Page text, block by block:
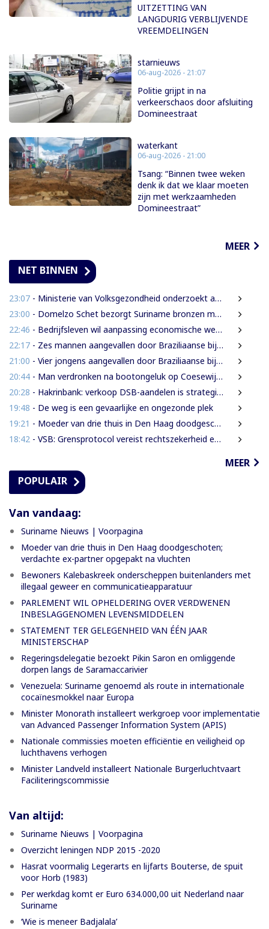
UITZETTING VAN
LANGDURIG VERBLIJVENDE
VREEMDELINGEN
starnieuws
06-aug-2026 - 21:07
Politie grijpt in na
verkeerschaos door afsluiting
Domineestraat
waterkant
06-aug-2026 - 21:00
Tsang: “Binnen twee weken
denk ik dat we klaar moeten
zijn met werkzaamheden
Domineestraat”
MEER
NET BINNEN
23:07 - Ministerie van Volksgezondheid onderzoekt aanbieders van onbewezen middelen tegen nierfalen
23:00 - Domelzo Schet bezorgt Suriname bronzen medaille op CAC-Spelen
22:46 - Bedrijfsleven wil aanpassing economische wetsontwerpen vóór verdere behandeling
22:17 - Zes mannen aangevallen door Braziliaanse bijen tijdens zoektocht naar leguanen
21:00 - Vier jongens aangevallen door Braziliaanse bijen tijdens leguanenjacht
20:44 - Man verdronken na bootongeluk op Coesewijnerivier
20:28 - Hakrinbank: verkoop DSB-aandelen is strategische keuze
19:48 - De weg is een gevaarlijke en ongezonde plek
19:21 - Moeder van drie thuis in Den Haag doodgeschoten; verdachte ex-partner opgepakt na vluchten
18:42 - VSB: Grensprotocol vereist rechtszekerheid en harde waarborgen
MEER
POPULAIR
Van vandaag:
Suriname Nieuws | Voorpagina
Moeder van drie thuis in Den Haag doodgeschoten;
verdachte ex-partner opgepakt na vluchten
Bewoners Kalebaskreek onderscheppen buitenlanders met
illegaal geweer en communicatieapparatuur
PARLEMENT WIL OPHELDERING OVER VERDWENEN
INBESLAGGENOMEN LEVENSMIDDELEN
STATEMENT TER GELEGENHEID VAN ÉÉN JAAR
MINISTERSCHAP
Regeringsdelegatie bezoekt Pikin Saron en omliggende
dorpen langs de Saramaccarivier
Venezuela: Suriname genoemd als route in internationale
cocaïnesmokkel naar Europa
Minister Monorath installeert werkgroep voor implementatie
van Advanced Passenger Information System (APIS)
Nationale commissies moeten efficiëntie en veiligheid op
luchthavens verhogen
Minister Landveld installeert Nationale Burgerluchtvaart
Faciliteringscommissie
Van altijd:
Suriname Nieuws | Voorpagina
Overzicht leningen NDP 2015 -2020
Hasrat voormalig Legerarts en lijfarts Bouterse, de spuit
voor Horb (1983)
Per werkdag komt er Euro 634.000,00 uit Nederland naar
Suriname
‘Wie is meneer Badjalala’